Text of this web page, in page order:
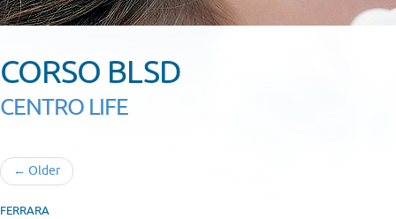
CORSO BLSD
CENTRO LIFE
← Older
FERRARA